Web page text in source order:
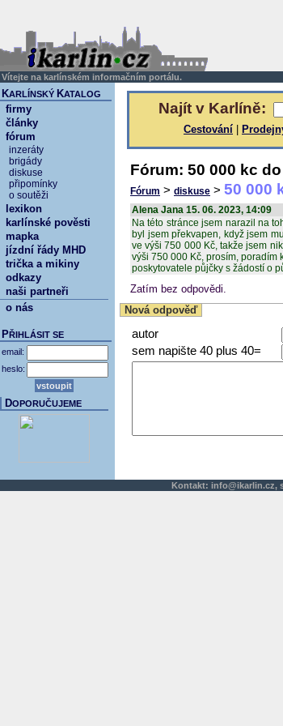
Vítejte na karlínském informačním portálu.
Najít v Karlíně:
Cestování
Fórum: 50 000 kc
Fórum > diskuse > 50 000
Alena Jana 15. 06. 2023, 14:09
Na této stránce jsem narazil na
byl jsem překvapen, když jsem
ve výši 750 000 Kč, takže jsem
výši 750 000 Kč, prosím,
poskytovatele půjčky s žádostí o
Zatím bez odpovědi.
Nová odpověď
autor
sem napište 40 plus 40=
KARLÍNSKÝ KATALOG
firmy
články
fórum
inzeráty
brigády
diskuse
připomínky
o soutěži
lexikon
karlínské pověsti
mapka
jízdní řády MHD
trička a mikiny
odkazy
naši partneři
o nás
PŘIHLÁSIT SE
email:
heslo:
DOPORUČUJEME
Kontakt: info@ikarlin.cz,